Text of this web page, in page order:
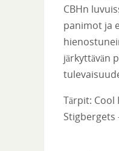
CBHn
panimot ja
järkyttävän
Tärpit: Cool
Stigbergets